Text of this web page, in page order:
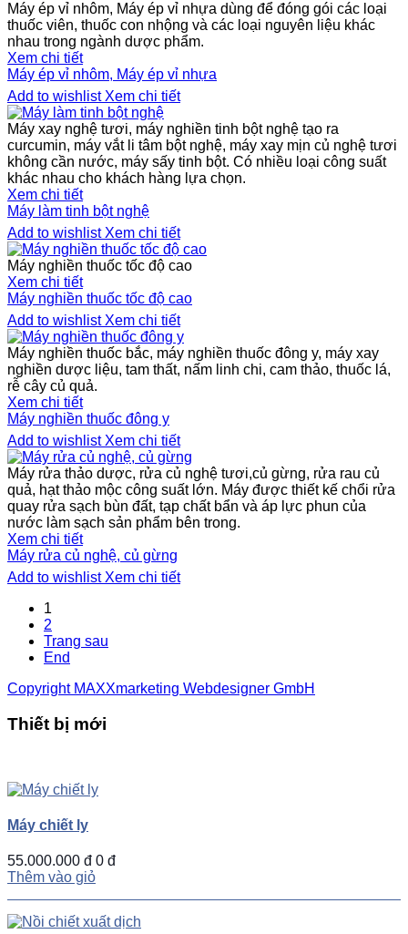
Máy ép vỉ nhôm, Máy ép vỉ nhựa dùng để đóng gói các loại
thuốc viên, thuốc con nhộng và các loại nguyên liệu khác
nhau trong ngành dược phẩm.
Xem chi tiết
Máy ép vỉ nhôm, Máy ép vỉ nhựa
Add to wishlist Xem chi tiết
Máy xay nghệ tươi, máy nghiền tinh bột nghệ tạo ra
curcumin, máy vắt li tâm bột nghệ, máy xay mịn củ nghệ tươi
không cần nước, máy sấy tinh bột. Có nhiều loại công suất
khác nhau cho khách hàng lựa chọn.
Xem chi tiết
Máy làm tinh bột nghệ
Add to wishlist Xem chi tiết
Máy nghiền thuốc tốc độ cao
Xem chi tiết
Máy nghiền thuốc tốc độ cao
Add to wishlist Xem chi tiết
Máy nghiền thuốc bắc, máy nghiền thuốc đông y, máy xay
nghiền dược liệu, tam thất, nấm linh chi, cam thảo, thuốc lá,
rễ cây củ quả.
Xem chi tiết
Máy nghiền thuốc đông y
Add to wishlist Xem chi tiết
Máy rửa thảo dược, rửa củ nghệ tươi,củ gừng, rửa rau củ
quả, hạt thảo mộc công suất lớn. Máy được thiết kế chổi rửa
quay rửa sạch bùn đất, tạp chất bẩn và áp lực phun của
nước làm sạch sản phẩm bên trong.
Xem chi tiết
Máy rửa củ nghệ, củ gừng
Add to wishlist Xem chi tiết
1
2
Trang sau
End
Copyright MAXXmarketing Webdesigner GmbH
Thiết bị mới
Máy chiết ly
55.000.000 đ 0 đ
Thêm vào giỏ